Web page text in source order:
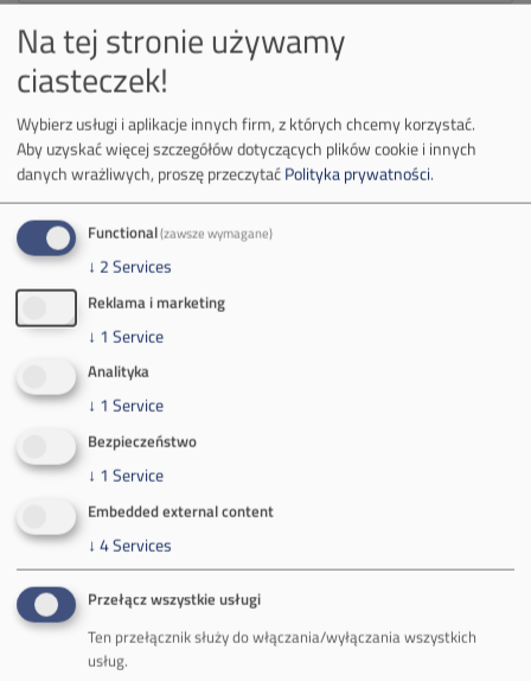
O Firmie
Władze spółki
Spółka Południowy Koncern Węglowy
Zakład Górniczy Brzeszcze
Zakład Górniczy Janina
Rozliczenia z podmiotami z rajów podatkowych
Informacja o wpływie działalności jednostki
Na tej stronie używamy
ciasteczek!
Wybierz usługi i aplikacje innych firm, z których chcemy korzystać.
Aby uzyskać więcej szczegółów dotyczących plików cookie i innych
danych wrażliwych, proszę przeczytaćPolityka prywatności.
Functional(zawsze wymagane)
↓ 2Services
Reklama i marketing
↓ 1 Service
Analityka
↓ 1 Service
Bezpieczeństwo
↓ 1 Service
Embedded external content
↓ 4Services
Przełącz wszystkie usługi
Ten przełącznik służy do włączania/wyłączania wszystkich
usług.